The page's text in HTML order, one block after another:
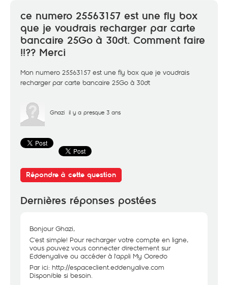
ce numero 25563157 est une fly box
que je voudrais recharger par carte
bancaire 25Go à 30dt. Comment faire
!!?? Merci
Mon numero 25563157 est une fly box que je voudrais
recharger par carte bancaire 25Go à 30dt
Ghazi il y a presque 3 ans
Répondre à cette question
Dernières réponses postées
Bonjour Ghazi,
C'est simple! Pour recharger votre compte en ligne,
vous pouvez vous connecter directement sur
Eddenyalive ou accéder à l'appli My Ooredo
Par ici: http://espaceclient.eddenyalive.com
Disponible si besoin.